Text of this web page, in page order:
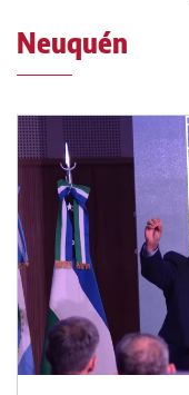
Neuquén